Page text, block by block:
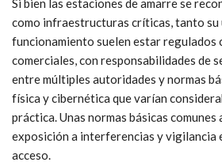
responsabilidades deberían incluir la
rutas de cable y los puntos de amarre
únicos de fallo y limitar el impacto de
como el establecimiento de normas de
las estaciones de amarre de cables, con
vulnerabilidades en estos nodos
accesibles.
Si bien las estaciones de amarre se